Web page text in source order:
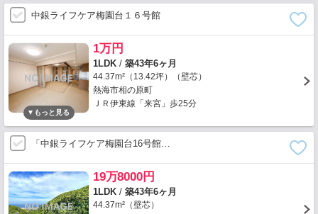
中銀ライフケア梅園台１６号館
1万円
1LDK / 築43年6ヶ月
44.37m²（13.42坪）（壁芯）
熱海市相の原町
ＪＲ伊東線「来宮」歩25分
「中銀ライフケア梅園台16号館…
19万8000円
1LDK / 築43年6ヶ月
44.37m²（壁芯）